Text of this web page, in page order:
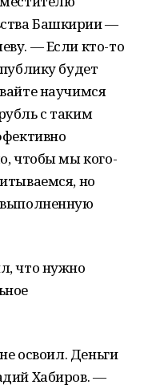
Башкирии —
— Если кто-то
будет
научимся
с таким
чтобы мы кого-
но
выполненную
что нужно
освоил. Деньги
Хабиров. —